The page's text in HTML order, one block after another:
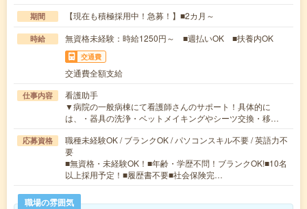
期間 【現在も積極採用中！急募！】■2カ月～
時給 無資格未経験：時給1250円～ ■週払いOK ■扶養内OK
交通費
交通費全額支給
仕事内容
看護助手
▼病院の一般病棟にて看護師さんのサポート！具体的に
は、・器具の洗浄・ベットメイキングやシーツ交換・移…
応募資格
職種未経験OK / ブランクOK / パソコンスキル不要 / 英語力不
要
■無資格・未経験OK！■年齢・学歴不問！ブランクOK!■10名
以上採用予定！■履歴書不要■社会保険完…
職場の雰囲気